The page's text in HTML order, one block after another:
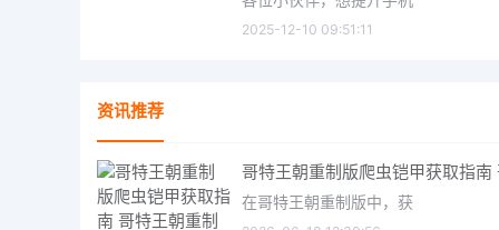
2025-12-10 09:51:11
资讯推荐
在哥特王朝重制版中，获